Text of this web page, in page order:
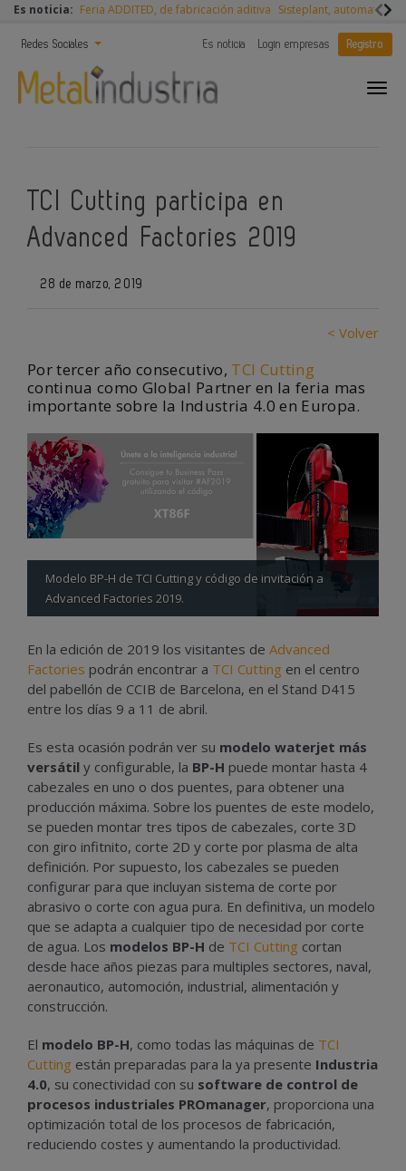
Es noticia: Feria ADDITED, de fabricación aditiva Sisteplant,
Redes Sociales Es noticia Login empresas Registro
TCI Cutting participa en
Advanced Factories 2019
28 de marzo, 2019
< Volver
Por tercer año consecutivo, TCI Cutting
continua como Global Partner en la feria mas
importante sobre la Industria 4.0 en Europa.
Modelo BP-H de TCI Cutting y código de invitación a
Advanced Factories 2019.
En la edición de 2019 los visitantes de Advanced
Factories podrán encontrar a TCI Cutting en el centro
del pabellón de CCIB de Barcelona, en el Stand D415
entre los días 9 a 11 de abril.
Es esta ocasión podrán ver su modelo waterjet más
versátil y configurable, la BP-H puede montar hasta 4
cabezales en uno o dos puentes, para obtener una
producción máxima. Sobre los puentes de este modelo,
se pueden montar tres tipos de cabezales, corte 3D
con giro infitnito, corte 2D y corte por plasma de alta
definición. Por supuesto, los cabezales se pueden
configurar para que incluyan sistema de corte por
abrasivo o corte con agua pura. En definitiva, un modelo
que se adapta a cualquier tipo de necesidad por corte
de agua. Los modelos BP-H de TCI Cutting cortan
desde hace años piezas para multiples sectores, naval,
aeronautico, automoción, industrial, alimentación y
construcción.
El modelo BP-H, como todas las máquinas de TCI
Cutting están preparadas para la ya presente Industria
4.0, su conectividad con su software de control de
procesos industriales PROmanager, proporciona una
optimización total de los procesos de fabricación,
reduciendo costes y aumentando la productividad.